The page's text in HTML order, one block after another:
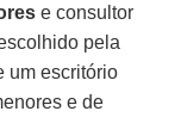
e consultor
pela
um escritório
e de